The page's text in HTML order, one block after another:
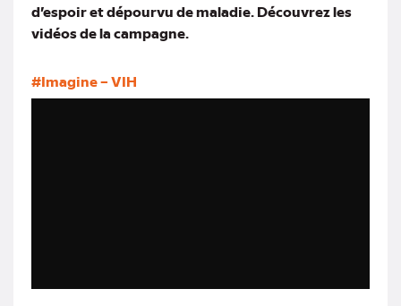
d’espoir et dépourvu de maladie. Découvrez les
vidéos de la campagne.
#Imagine – VIH